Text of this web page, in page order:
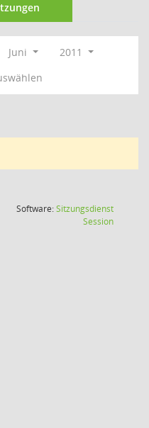
Juni
2011
Software:Sitzungsdienst
Session(Wird in